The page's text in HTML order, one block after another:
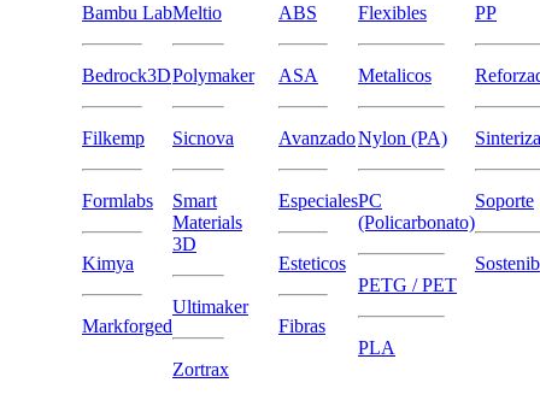
Bambu Lab
Bedrock3D
Filkemp
Formlabs
Kimya
Markforged
Meltio
Polymaker
Sicnova
Smart
Materials
3D
Ultimaker
Zortrax
ABS
ASA
Avanzado
Especiales
Esteticos
Fibras
Flexibles
Metalicos
Nylon (PA)
PC
(Policarbonato)
PETG / PET
PLA
PP
Soporte